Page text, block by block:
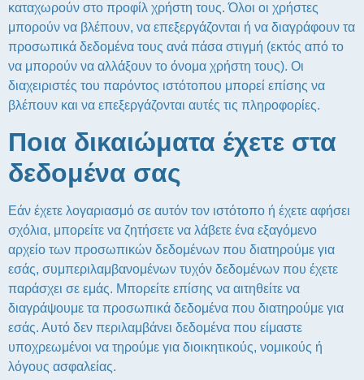
καταχωρούν στο προφίλ χρήστη τους. Όλοι οι χρήστες
μπορούν να βλέπουν, να επεξεργάζονται ή να διαγράφουν τα
προσωπικά δεδομένα τους ανά πάσα στιγμή (εκτός από το
να μπορούν να αλλάξουν το όνομα χρήστη τους). Οι
διαχειριστές του παρόντος ιστότοπου μπορεί επίσης να
βλέπουν και να επεξεργάζονται αυτές τις πληροφορίες.
Ποια δικαιώματα έχετε στα
δεδομένα σας
Εάν έχετε λογαριασμό σε αυτόν τον ιστότοπο ή έχετε αφήσει
σχόλια, μπορείτε να ζητήσετε να λάβετε ένα εξαγόμενο
αρχείο των προσωπικών δεδομένων που διατηρούμε για
εσάς, συμπεριλαμβανομένων τυχόν δεδομένων που έχετε
παράσχει σε εμάς. Μπορείτε επίσης να αιτηθείτε να
διαγράψουμε τα προσωπικά δεδομένα που διατηρούμε για
εσάς. Αυτό δεν περιλαμβάνει δεδομένα που είμαστε
υποχρεωμένοι να τηρούμε για διοικητικούς, νομικούς ή
λόγους ασφαλείας.